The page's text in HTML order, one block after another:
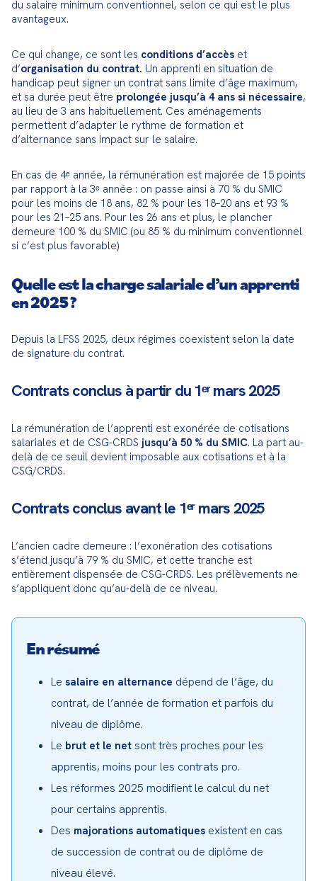
du salaire minimum conventionnel, selon ce qui est le plus
avantageux.
Ce qui change, ce sont les conditions d’accès et
d’organisation du contrat. Un apprenti en situation de
handicap peut signer un contrat sans limite d’âge maximum,
et sa durée peut être prolongée jusqu’à 4 ans si nécessaire,
au lieu de 3 ans habituellement. Ces aménagements
permettent d’adapter le rythme de formation et
d’alternance sans impact sur le salaire.
En cas de 4ᵉ année, la rémunération est majorée de 15 points
par rapport à la 3ᵉ année : on passe ainsi à 70 % du SMIC
pour les moins de 18 ans, 82 % pour les 18–20 ans et 93 %
pour les 21–25 ans. Pour les 26 ans et plus, le plancher
demeure 100 % du SMIC (ou 85 % du minimum conventionnel
si c’est plus favorable)
Quelle est la charge salariale d’un apprenti
en 2025 ?
Depuis la LFSS 2025, deux régimes coexistent selon la date
de signature du contrat.
Contrats conclus à partir du 1ᵉʳ mars 2025
La rémunération de l’apprenti est exonérée de cotisations
salariales et de CSG-CRDS jusqu’à 50 % du SMIC. La part au-
delà de ce seuil devient imposable aux cotisations et à la
CSG/CRDS.
Contrats conclus avant le 1ᵉʳ mars 2025
L’ancien cadre demeure : l’exonération des cotisations
s’étend jusqu’à 79 % du SMIC, et cette tranche est
entièrement dispensée de CSG-CRDS. Les prélèvements ne
s’appliquent donc qu’au-delà de ce niveau.
En résumé
Le salaire en alternance dépend de l’âge, du
contrat, de l’année de formation et parfois du
niveau de diplôme.
Le brut et le net sont très proches pour les
apprentis, moins pour les contrats pro.
Les réformes 2025 modifient le calcul du net
pour certains apprentis.
Des majorations automatiques existent en cas
de succession de contrat ou de diplôme de
niveau élevé.